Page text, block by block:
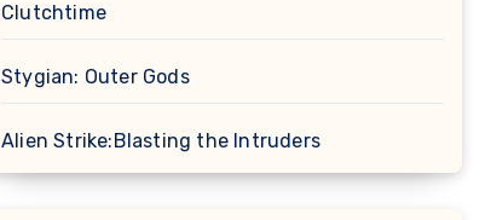
Clutchtime
Stygian: Outer Gods
Alien Strike:Blasting the Intruders